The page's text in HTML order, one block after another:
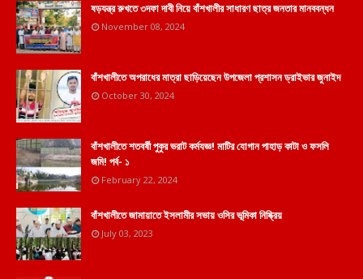
ষড়যন্ত্র রুখতে ৩দফা দাবী নিয়ে বাঁশখালীর সাধারণ ছাত্র জনতার মানববন্ধন
November 08, 2024
বাঁশখালীতে অপরাধের মাত্রা ছাড়িয়েছেন উপজেলা প্রশাসন ড্রাইভার জুনাইদ
October 30, 2024
বাঁশখালীতে শতবর্ষী পুকুর ভরাট কর্মযজ্ঞ! মাটির যোগান পাহাড় কাটা ও ফসলি
জমি! পর্ব- ১
February 22, 2024
বাঁশখালীতে জামায়াতে ইসলামীর সভায় ওসির ভূমিকা নিষ্ক্রিয়
July 03, 2023